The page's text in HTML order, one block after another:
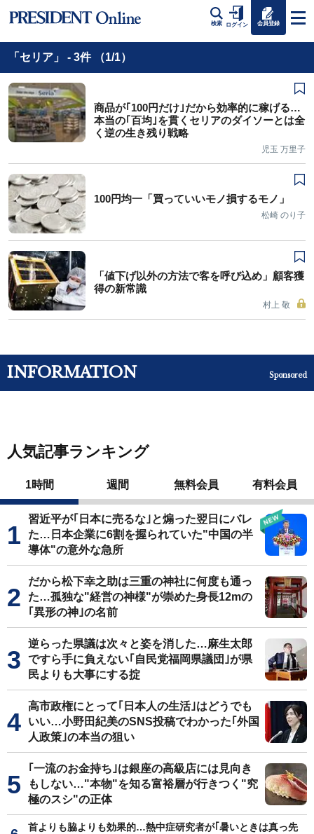
検索 ログイン 会員登録
「セリア」 - 3件 （1/1）
商品が｢100円だけ｣だから効率的に稼げる…
本当の｢百均｣を貫くセリアのダイソーとは全
く逆の生き残り戦略
児玉 万里子
100円均一「買っていいモノ損するモノ」
松崎 のり子
「値下げ以外の方法で客を呼び込め」顧客獲
得の新常識
村上 敬
INFORMATION Sponsored
人気記事ランキング
1時間 週間 無料会員 有料会員
習近平が｢日本に売るな｣と煽った翌日にバレ
た…日本企業に6割を握られていた"中国の半
導体"の意外な急所
だから松下幸之助は三重の神社に何度も通っ
た…孤独な"経営の神様"が崇めた身長12mの
｢異形の神｣の名前
逆らった県議は次々と姿を消した…麻生太郎
ですら手に負えない｢自民党福岡県議団｣が県
民よりも大事にする掟
高市政権にとって｢日本人の生活｣はどうでも
いい…小野田紀美のSNS投稿でわかった｢外国
人政策｣の本当の狙い
｢一流のお金持ち｣は銀座の高級店には見向き
もしない…"本物"を知る富裕層が行きつく"究
極のスシ"の正体
首よりも脇よりも効果的…熱中症研究者が｢暑いときは真っ先